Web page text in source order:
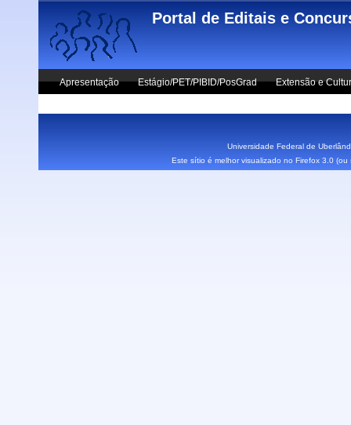
Skip to main content
Portal de Editais e
Apresentação Estágio/PET/PIBID/PosGrad Extensão e
Universidade Federal de
Este sítio é melhor visualizado no Firefox 3.0